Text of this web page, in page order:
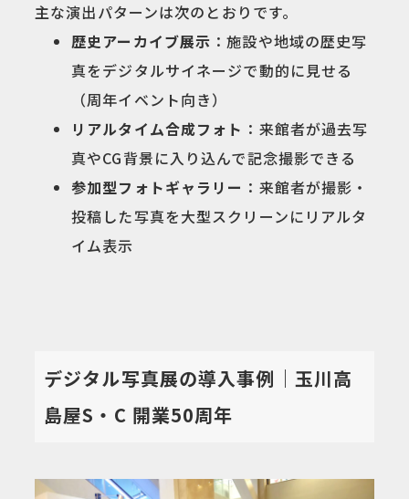
主な演出パターンは次のとおりです。
歴史アーカイブ展示 ：施設や地域の歴史写
真をデジタルサイネージで動的に見せる
（周年イベント向き）
リアルタイム合成フォト ：来館者が過去写
真やCG背景に入り込んで記念撮影できる
参加型フォトギャラリー ：来館者が撮影・
投稿した写真を大型スクリーンにリアルタ
イム表示
デジタル写真展の導入事例｜玉川高
島屋S・C 開業50周年